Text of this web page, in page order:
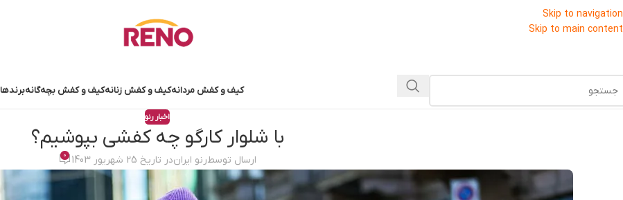
Skip to navigation
Skip to main content
کیف و کفش مردانهکیف و کفش زنانهکیف و کفش بچه‌گانهبرندها
اخبار رنو
با شلوار کارگو چه کفشی بپوشیم؟
ارسال توسطرنو ایراندر تاریخ 25 شهریور 1403 0